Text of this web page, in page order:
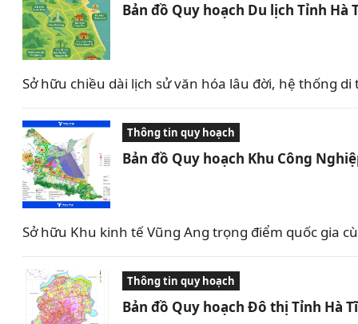
Bản đồ Quy hoạch Du lịch Tỉnh Hà
Sở hữu chiều dài lịch sử văn hóa lâu đời, hệ thống
Thông tin quy hoạch
Bản đồ Quy hoạch Khu Công
Sở hữu Khu kinh tế Vũng Ang trọng điểm quốc gia
Thông tin quy hoạch
Bản đồ Quy hoạch Đô thị Tỉnh Hà